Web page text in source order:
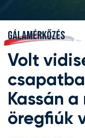
GÁLAMÉRKŐZÉS
Volt
Kassán
öregfiúk